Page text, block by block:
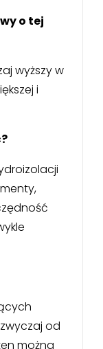
o tej
wyższy w
i
od
można